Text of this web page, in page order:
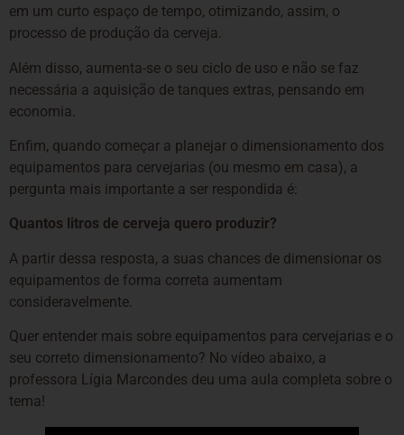
em um curto espaço de tempo, otimizando, assim, o
processo de produção da cerveja.
Além disso, aumenta-se o seu ciclo de uso e não se faz
necessária a aquisição de tanques extras, pensando em
economia.
Enfim, quando começar a planejar o dimensionamento dos
equipamentos para cervejarias (ou mesmo em casa), a
pergunta mais importante a ser respondida é:
Quantos litros de cerveja quero produzir?
A partir dessa resposta, a suas chances de dimensionar os
equipamentos de forma correta aumentam
consideravelmente.
Quer entender mais sobre equipamentos para cervejarias e o
seu correto dimensionamento? No vídeo abaixo, a
professora Lígia Marcondes deu uma aula completa sobre o
tema!